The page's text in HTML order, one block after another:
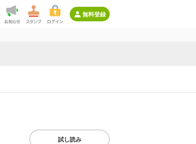
無料登録
試し読み